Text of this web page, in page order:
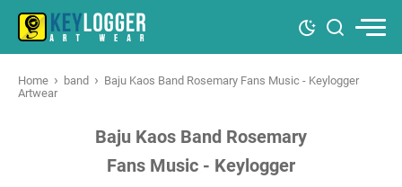
Home › band › Baju Kaos Band Rosemary Fans Music - Keylogger
Artwear
Baju Kaos Band Rosemary
Fans Music - Keylogger